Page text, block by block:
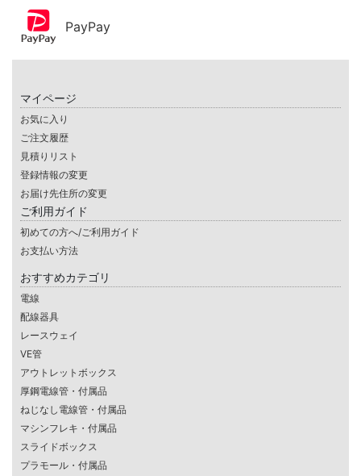
PayPay
マイページ
お気に入り
ご注文履歴
見積りリスト
登録情報の変更
お届け先住所の変更
ご利用ガイド
初めての方へ/ご利用ガイド
お支払い方法
おすすめカテゴリ
電線
配線器具
レースウェイ
VE管
アウトレットボックス
厚鋼電線管・付属品
ねじなし電線管・付属品
マシンフレキ・付属品
スライドボックス
プラモール・付属品